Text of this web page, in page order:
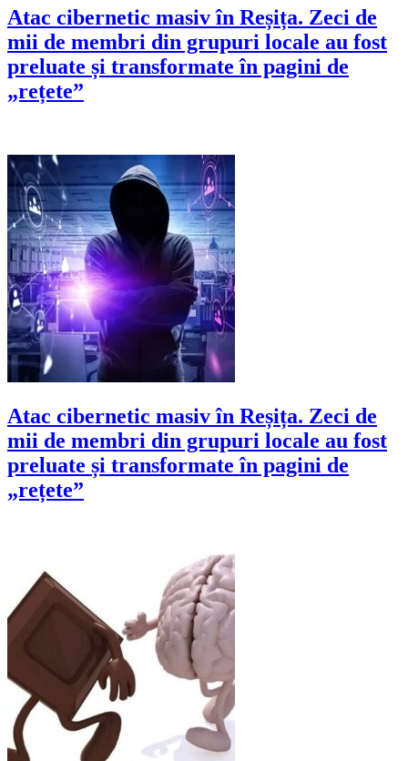
Atac cibernetic masiv în Reșița. Zeci de
mii de membri din grupuri locale au fost
preluate și transformate în pagini de
„rețete”
Atac cibernetic masiv în Reșița. Zeci de
mii de membri din grupuri locale au fost
preluate și transformate în pagini de
„rețete”